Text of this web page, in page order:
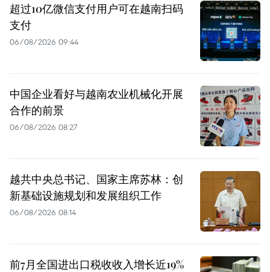
超过10亿微信支付用户可在越南扫码
支付
06/08/2026 09:44
中国企业看好与越南农业机械化开展
合作的前景
06/08/2026 08:27
越共中央总书记、国家主席苏林：创
新基础设施规划和发展组织工作
06/08/2026 08:14
前7月全国进出口税收收入增长近19%